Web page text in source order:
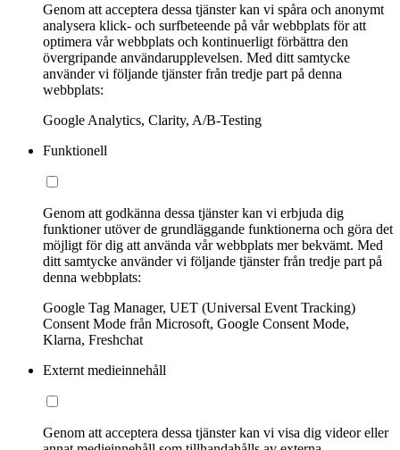
Genom att acceptera dessa tjänster kan vi spåra och anonymt
analysera klick- och surfbeteende på vår webbplats för att
optimera vår webbplats och kontinuerligt förbättra den
övergripande användarupplevelsen. Med ditt samtycke
använder vi följande tjänster från tredje part på denna
webbplats:
Google Analytics, Clarity, A/B-Testing
Funktionell
Genom att godkänna dessa tjänster kan vi erbjuda dig
funktioner utöver de grundläggande funktionerna och göra det
möjligt för dig att använda vår webbplats mer bekvämt. Med
ditt samtycke använder vi följande tjänster från tredje part på
denna webbplats:
Google Tag Manager, UET (Universal Event Tracking)
Consent Mode från Microsoft, Google Consent Mode,
Klarna, Freshchat
Externt medieinnehåll
Genom att acceptera dessa tjänster kan vi visa dig videor eller